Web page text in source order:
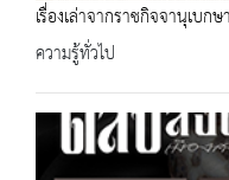
เรื่องเล่าจากราชกิจจานุเบ
ความรู้ทั่วไป